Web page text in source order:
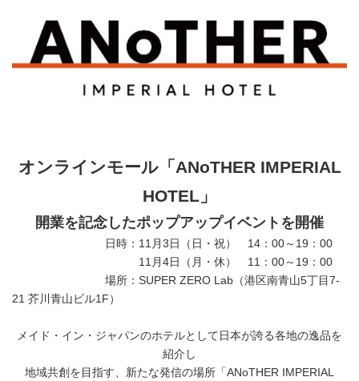
オンラインモール「ANoTHER IMPERIAL
HOTEL」
開業を記念したポップアップイベントを開催
日時：11月3日（日・祝） 14：00～19：00
11月4日（月・休） 11：00～19：00
場所：SUPER ZERO Lab（港区南青山5丁目7-
21 芥川青山ビル1F）
メイド・イン・ジャパンのホテルとして日本が誇る各地の逸品を
紹介し
地域共創を目指す、新たな発信の場所「ANoTHER IMPERIAL